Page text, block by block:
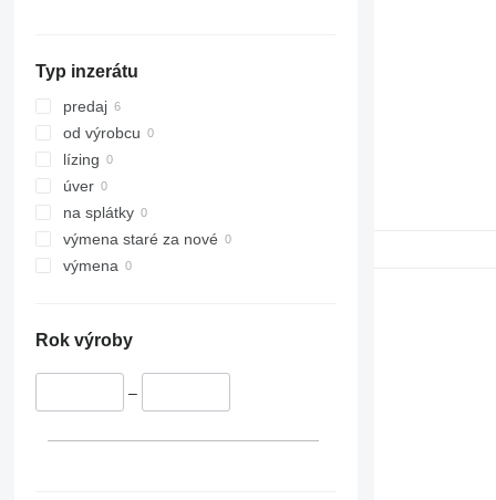
326
329
330
336
340
345
349
350
375
390
R934
R936
R942
R944
R954
R956
R964
Typ inzerátu
predaj
od výrobcu
lízing
úver
na splátky
výmena staré za nové
výmena
Rok výroby
–